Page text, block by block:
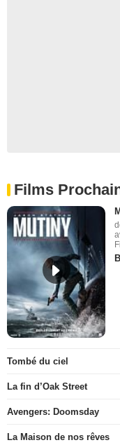
Films
Tombé du ciel
La fin d’Oak Street
Avengers: Doomsday
La Maison de nos rêves